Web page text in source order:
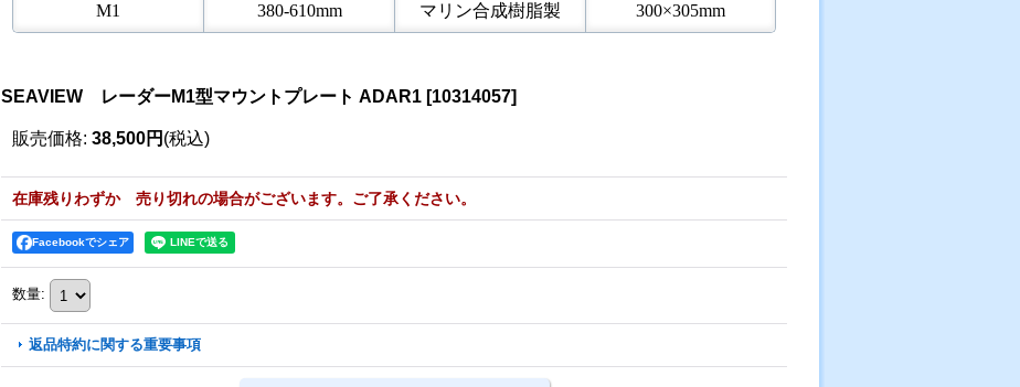
M1 380-610mm マリン合成樹脂製 300×305mm
SEAVIEW レーダーM1型マウントプレート ADAR1 [10314057]
販売価格: 38,500円 (税込)
在庫残りわずか 売り切れの場合がございます。ご了承ください。
Facebookでシェア
数量:
返品特約に関する重要事項